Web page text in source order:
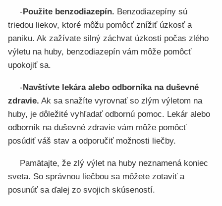
-Použite benzodiazepín. Benzodiazepíny sú
triedou liekov, ktoré môžu pomôcť znížiť úzkosť a
paniku. Ak zažívate silný záchvat úzkosti počas zlého
výletu na huby, benzodiazepín vám môže pomôcť
upokojiť sa.
-Navštívte lekára alebo odborníka na duševné
zdravie. Ak sa snažíte vyrovnať so zlým výletom na
huby, je dôležité vyhľadať odbornú pomoc. Lekár alebo
odborník na duševné zdravie vám môže pomôcť
posúdiť váš stav a odporučiť možnosti liečby.
Pamätajte, že zlý výlet na huby neznamená koniec
sveta. So správnou liečbou sa môžete zotaviť a
posunúť sa ďalej zo svojich skúseností.